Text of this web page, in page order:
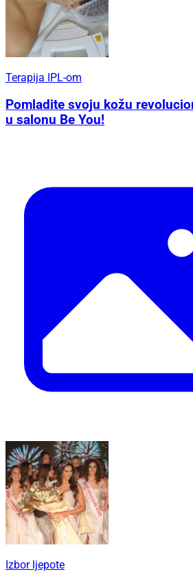
Terapija IPL-om
Pomladite svoju kožu
u salonu Be You!
Izbor ljepote